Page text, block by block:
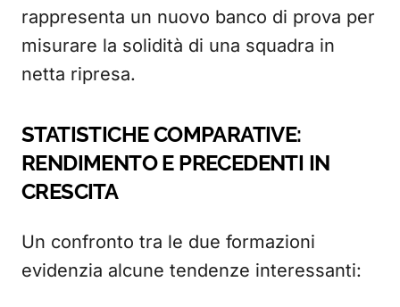
rappresenta un nuovo banco di prova per
misurare la solidità di una squadra in
netta ripresa.
STATISTICHE COMPARATIVE:
RENDIMENTO E PRECEDENTI IN
CRESCITA
Un confronto tra le due formazioni
evidenzia alcune tendenze interessanti: